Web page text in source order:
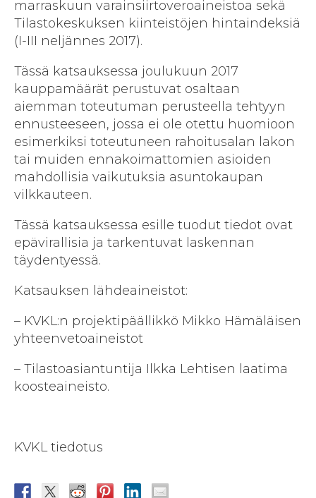
marraskuun varainsiirtoveroaineistoa sekä
Tilastokeskuksen kiinteistöjen hintaindeksiä
(I-III neljännes 2017).
Tässä katsauksessa joulukuun 2017
kauppamäärät perustuvat osaltaan
aiemman toteutuman perusteella tehtyyn
ennusteeseen, jossa ei ole otettu huomioon
esimerkiksi toteutuneen rahoitusalan lakon
tai muiden ennakoimattomien asioiden
mahdollisia vaikutuksia asuntokaupan
vilkkauteen.
Tässä katsauksessa esille tuodut tiedot ovat
epävirallisia ja tarkentuvat laskennan
täydentyessä.
Katsauksen lähdeaineistot:
– KVKL:n projektipäällikkö Mikko Hämäläisen
yhteenvetoaineistot
– Tilastoasiantuntija Ilkka Lehtisen laatima
koosteaineisto.
KVKL tiedotus